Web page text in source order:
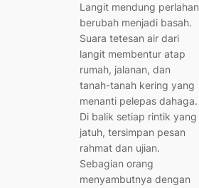
Langit mendung perlahan
berubah menjadi basah.
Suara tetesan air dari
langit membentur atap
rumah, jalanan, dan
tanah-tanah kering yang
menanti pelepas dahaga.
Di balik setiap rintik yang
jatuh, tersimpan pesan
rahmat dan ujian.
Sebagian orang
menyambutnya dengan